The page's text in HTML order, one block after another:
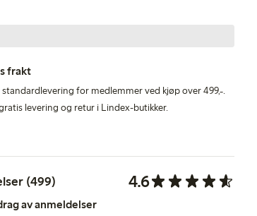
frakt
standardlevering for medlemmer ved kjøp over 499,-.
levering og retur i Lindex-butikker.
(499) 4.6
av anmeldelser